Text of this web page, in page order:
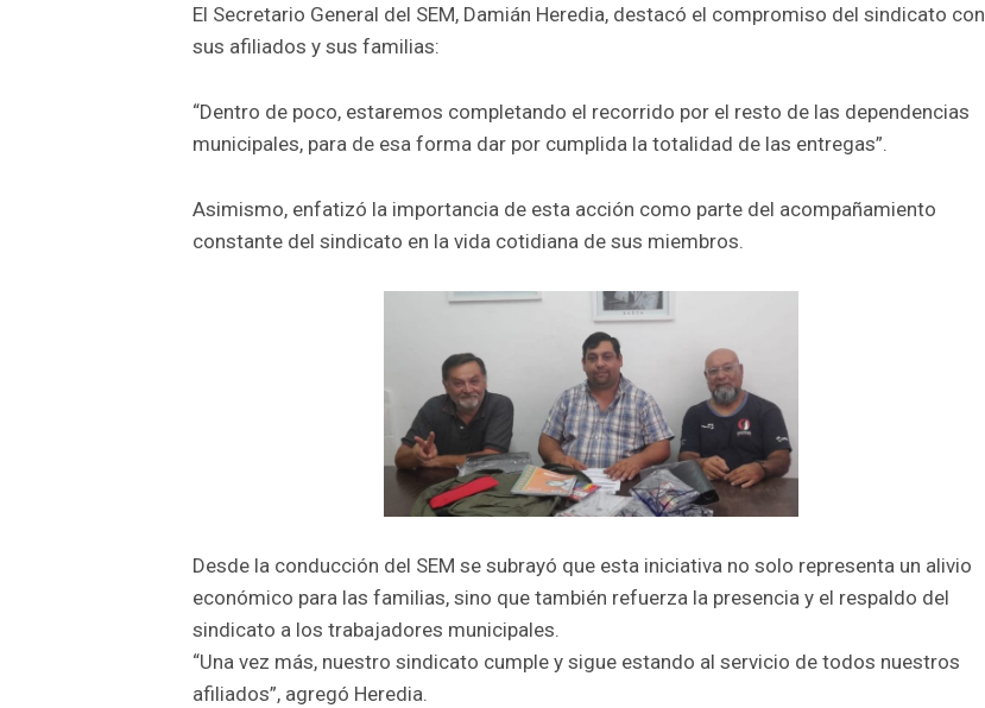
El Secretario General del SEM, Damián Heredia, destacó el compromiso del sindicato con
sus afiliados y sus familias:
“Dentro de poco, estaremos completando el recorrido por el resto de las dependencias
municipales, para de esa forma dar por cumplida la totalidad de las entregas”.
Asimismo, enfatizó la importancia de esta acción como parte del acompañamiento
constante del sindicato en la vida cotidiana de sus miembros.
Desde la conducción del SEM se subrayó que esta iniciativa no solo representa un alivio
económico para las familias, sino que también refuerza la presencia y el respaldo del
sindicato a los trabajadores municipales.
“Una vez más, nuestro sindicato cumple y sigue estando al servicio de todos nuestros
afiliados”, agregó Heredia.